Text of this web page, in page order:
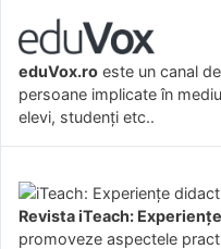
eduVox.ro este un canal
persoane implicate în
elevi, studenți etc..
Revista iTeach:
promoveze aspectele